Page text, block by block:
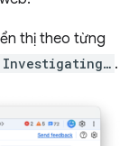
thị theo từng
Investigating… .